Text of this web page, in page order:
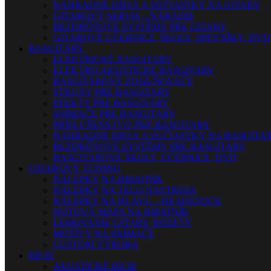
NÁHRADNÉ DIELY A SÚČIASTKY NA GITARY
GITAROVÝ SERVIS – NÁRADIE
BEZDRÔTOVÉ SYSTÉMY PRE GITARY
GITAROVÉ UČEBNICE, ŠKOLY, SPEVNÍKY, DVD
BASGITARY
ELEKTRICKÉ BASGITARY
ELEKTRO AKUSTICKÉ BASGITARY
BASGITAROVÉ ZOSILŇOVAČE
STRUNY PRE BASGITARY
EFEKTY PRE BASGITARY
SNÍMAČE PRE BASGITARY
PRÍSLUŠENSTVO PRE BASGITARY
NÁHRADNÉ DIELY A SÚČIASTKY NA
BEZDRÔTOVÉ SYSTÉMY PRE BASGITARY
BASGITAROVÉ ŠKOLY, UČEBNICE, DVD
GITAROVÝ TUNING
NÁLEPKY NA HMATNÍK
NÁLEPKY NA TELO NÁSTROJA
NÁLEPKY NA HLAVU – HEADSTOCK
NOTOVÁ MAPA NA HMATNÍK
LEMOVANIE GITARY, ROZETY
MOTÍVY NA SNÍMAČE
CUSTOM VÝROBA
BICIE
AKUSTICKÉ BICIE